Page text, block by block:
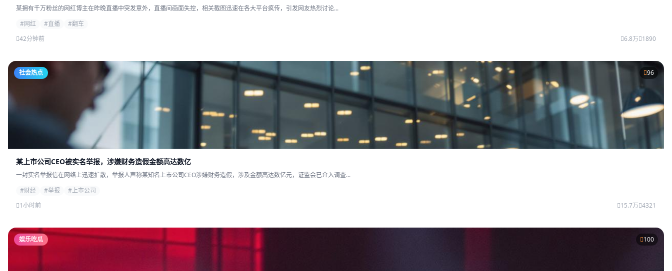
某拥有千万粉丝的网红博主在昨晚直播中突发意外，直播间画面失控，相关截图迅速在各大平台疯传，引发网友热烈讨论...
#网红
#直播
#翻车
42分钟前
6.8万 1890
社会热点 96
某上市公司CEO被实名举报，涉嫌财务造假金额高达数亿
一封实名举报信在网络上迅速扩散，举报人声称某知名上市公司CEO涉嫌财务造假，涉及金额高达数亿元，证监会已介入调查...
#财经
#举报
#上市公司
1小时前
15.7万 4321
娱乐吃瓜 100